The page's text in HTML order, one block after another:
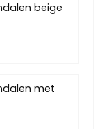
beige
met